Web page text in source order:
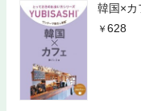
韓国×
628